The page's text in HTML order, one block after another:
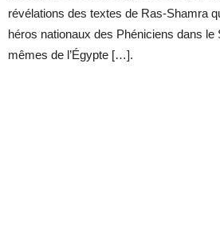
révélations des textes de Ras-Shamra
héros nationaux des Phéniciens dans le
mêmes de l’Égypte […].